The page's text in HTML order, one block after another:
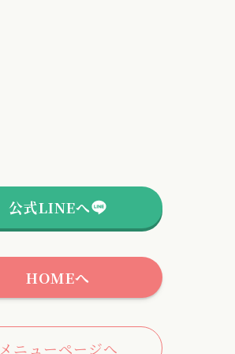
公式LINEへ
HOMEへ
メニューページへ